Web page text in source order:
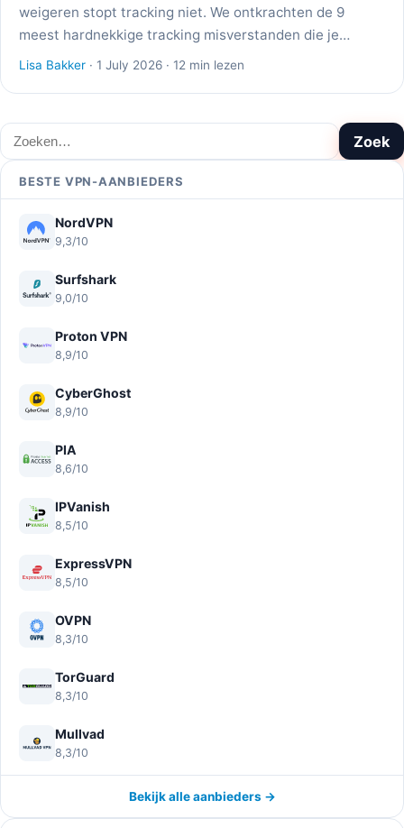
weigeren stopt tracking niet. We ontkrachten de 9
meest hardnekkige tracking misverstanden die je…
Lisa Bakker · 1 July 2026 · 12 min lezen
Zoeken Zoek
BESTE VPN-AANBIEDERS
NordVPN
9,3/10
Surfshark
9,0/10
Proton VPN
8,9/10
CyberGhost
8,9/10
PIA
8,6/10
IPVanish
8,5/10
ExpressVPN
8,5/10
OVPN
8,3/10
TorGuard
8,3/10
Mullvad
8,3/10
Bekijk alle aanbieders →